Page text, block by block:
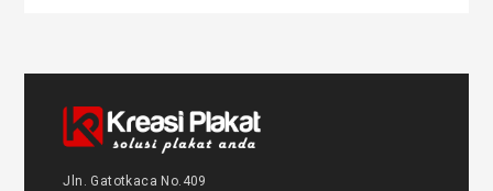
Jln. Gatotkaca No.409